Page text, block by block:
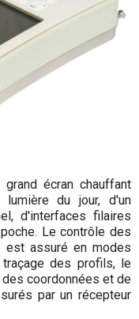
écran chauffant
du jour, d'un
d'interfaces filaires
Le contrôle des
est assuré en modes
traçage des profils, le
coordonnées et de
par un récepteur